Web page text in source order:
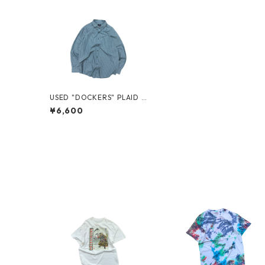
USED "DOCKERS" PLAID S
HIRT
¥6,600